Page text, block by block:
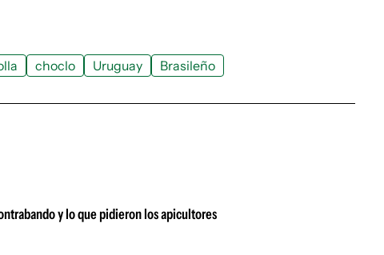
choclo Uruguay Brasileño
y lo que pidieron los apicultores